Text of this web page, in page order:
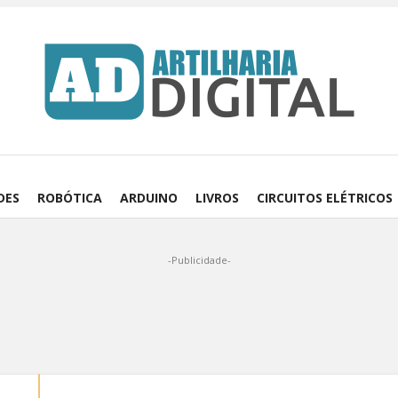
ROBÓTICA ARDUINO LIVROS CIRCUITOS ELÉTRICOS
-Publicidade-